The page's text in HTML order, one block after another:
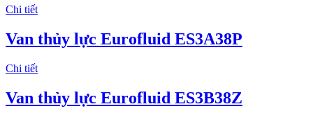
Chi tiết
Van thủy lực Eurofluid ES3A38P
Chi tiết
Van thủy lực Eurofluid ES3B38Z